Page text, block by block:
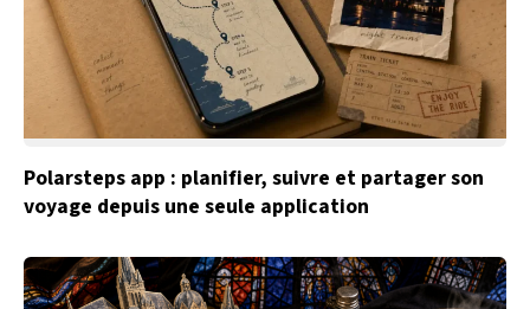
Polarsteps app : planifier, suivre et partager son
voyage depuis une seule application